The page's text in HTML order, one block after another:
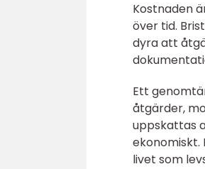
Kostnaden
över tid.
dyra att
Ett
åtgärder,
uppskattas
ekonomiskt.
livet som